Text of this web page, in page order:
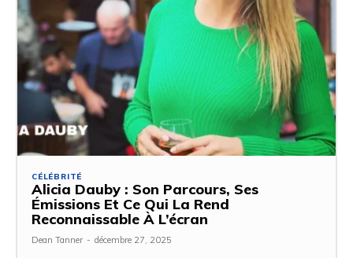
CÉLÉBRITÉ
Alicia Dauby : Son Parcours, Ses
Émissions Et Ce Qui La Rend
Reconnaissable À L’écran
Dean Tanner - décembre 27, 2025